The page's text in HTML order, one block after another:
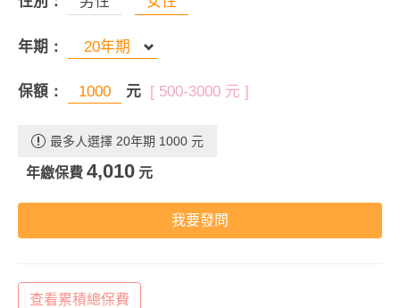
年期：
保額： 元 [ 500-3000 元 ]
最多人選擇 20年期 1000 元
年繳保費 4,010 元
我要發問
查看累積總保費